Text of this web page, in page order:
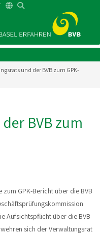
und der BVB zum GPK-
BVB zum
zum GPK-Bericht über die BVB
Aufsichtspflicht über die BVB
sich der Verwaltungsrat